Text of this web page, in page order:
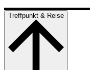
Treffpunkt & Reise